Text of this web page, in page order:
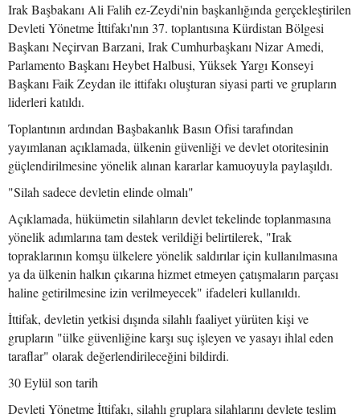
Irak Başbakanı Ali Falih ez-Zeydi'nin başkanlığında gerçekleştirilen
Devleti Yönetme İttifakı'nın 37. toplantısına Kürdistan Bölgesi
Başkanı Neçirvan Barzani, Irak Cumhurbaşkanı Nizar Amedi,
Parlamento Başkanı Heybet Halbusi, Yüksek Yargı Konseyi
Başkanı Faik Zeydan ile ittifakı oluşturan siyasi parti ve grupların
liderleri katıldı.
Toplantının ardından Başbakanlık Basın Ofisi tarafından
yayımlanan açıklamada, ülkenin güvenliği ve devlet otoritesinin
güçlendirilmesine yönelik alınan kararlar kamuoyuyla paylaşıldı.
"Silah sadece devletin elinde olmalı"
Açıklamada, hükümetin silahların devlet tekelinde toplanmasına
yönelik adımlarına tam destek verildiği belirtilerek, "Irak
topraklarının komşu ülkelere yönelik saldırılar için kullanılmasına
ya da ülkenin halkın çıkarına hizmet etmeyen çatışmaların parçası
haline getirilmesine izin verilmeyecek" ifadeleri kullanıldı.
İttifak, devletin yetkisi dışında silahlı faaliyet yürüten kişi ve
grupların "ülke güvenliğine karşı suç işleyen ve yasayı ihlal eden
taraflar" olarak değerlendirileceğini bildirdi.
30 Eylül son tarih
Devleti Yönetme İttifakı, silahlı gruplara silahlarını devlete teslim